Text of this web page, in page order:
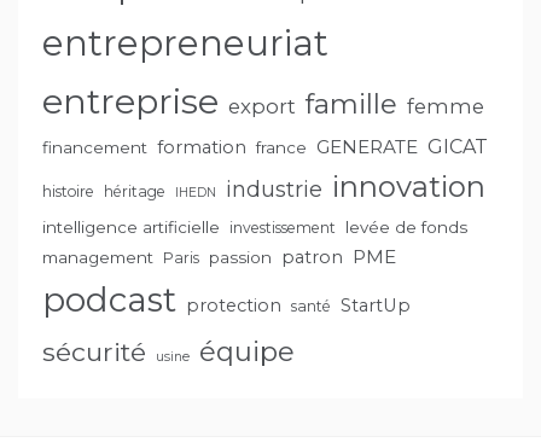
entrepreneuriat
entreprise export famille femme
financement formation france GENERATE GICAT
histoire héritage IHEDN industrie innovation
intelligence artificielle investissement
levée de fonds
management
Paris passion patron PME
podcast protection santé StartUp
sécurité usine équipe